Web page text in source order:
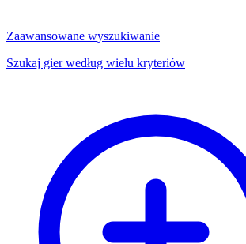
Zaawansowane wyszukiwanie
Szukaj gier według wielu kryteriów